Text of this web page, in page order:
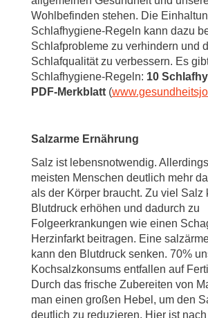
Wohlbefinden stehen. Die
Schlafhygiene-Regeln kann dazu
Schlafprobleme zu verhindern und
Schlafqualität zu verbessern. Es
Schlafhygiene-Regeln: 10
PDF-Merkblatt (
Salzarme Ernährung
Salz ist lebensnotwendig.
meisten Menschen deutlich mehr
als der Körper braucht. Zu viel Salz
Blutdruck erhöhen und dadurch zu
Folgeerkrankungen wie einen
Herzinfarkt beitragen. Eine
kann den Blutdruck senken. 70%
Kochsalzkonsums entfallen auf
Durch das frische Zubereiten von
man einen großen Hebel, um den
deutlich zu reduzieren. Hier ist